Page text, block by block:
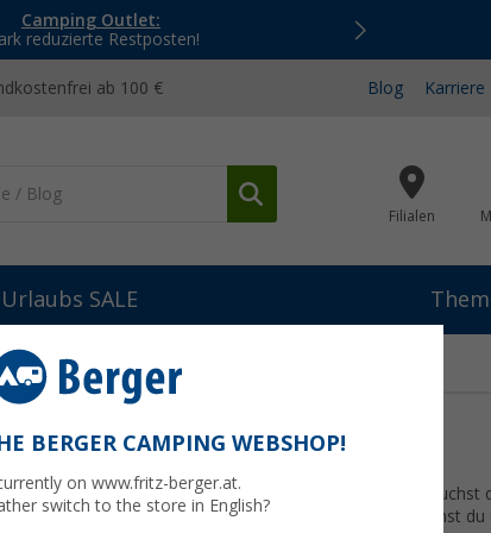
Camping Outlet:
reduzierte Restposten!
ab 100 € Blog Karriere
Filialen
Urlaubs SALE
Wohnmobil das Fernsehprogramm genießen willst, brauchst
Satellitenfinder. Mit diesem praktischen Hilfsmittel kannst
BERGER CAMPING WEBSHOP!
on www.fritz-berger.at.
switch to the store in English?